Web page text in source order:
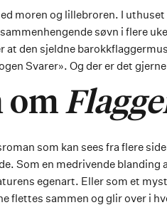
moren og lillebroren. I
søvn i flere
at den sjeldne
Svarer». Og der er det
om
som kan sees fra flere
Som en medrivende
egenart. Eller som et
flettes sammen og glir over i